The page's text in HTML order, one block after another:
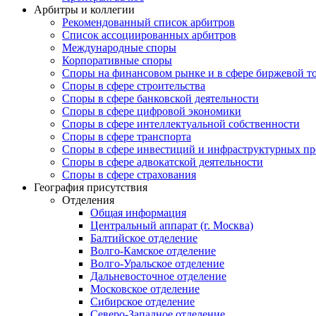
Арбитры и коллегии
Рекомендованный список арбитров
Список ассоциированных арбитров
Международные споры
Корпоративные споры
Споры на финансовом рынке и в сфере биржевой
Споры в сфере строительства
Споры в сфере банковской деятельности
Споры в сфере цифровой экономики
Споры в сфере интеллектуальной собственности
Споры в сфере транспорта
Cпоры в сфере инвестиций и инфраструктурных
Споры в сфере адвокатской деятельности
Споры в сфере страхования
География присутствия
Отделения
Общая информация
Центральный аппарат (г. Москва)
Балтийское отделение
Волго-Камское отделение
Волго-Уральское отделение
Дальневосточное отделение
Московское отделение
Сибирское отделение